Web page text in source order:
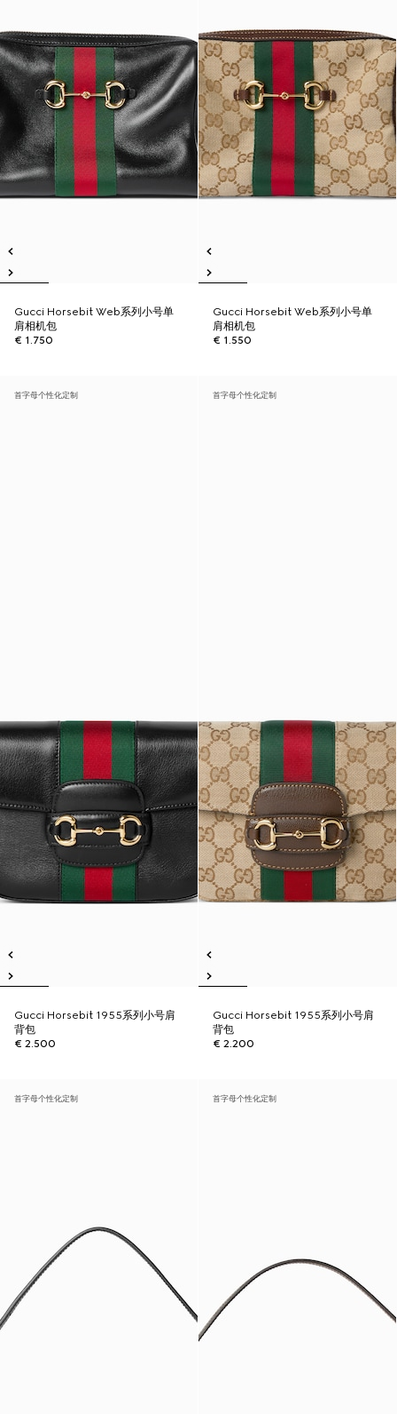
Gucci Horsebit Web系列小号单
肩相机包
€ 1.750
Gucci Horsebit Web系列小号单
肩相机包
€ 1.550
首字母个性化定制
Gucci Horsebit 1955系列小号肩
背包
€ 2.500
首字母个性化定制
Gucci Horsebit 1955系列小号肩
背包
€ 2.200
首字母个性化定制 首字母个性化定制